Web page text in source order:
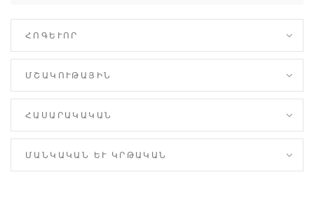
ՀՈԳԵՒՈՐ
ՄՇԱԿՈՒԹԱՅԻՆ
ՀԱՍԱՐԱԿԱԿԱՆ
ՄԱՆԿԱԿԱՆ ԵՒ ԿՐԹԱԿԱՆ